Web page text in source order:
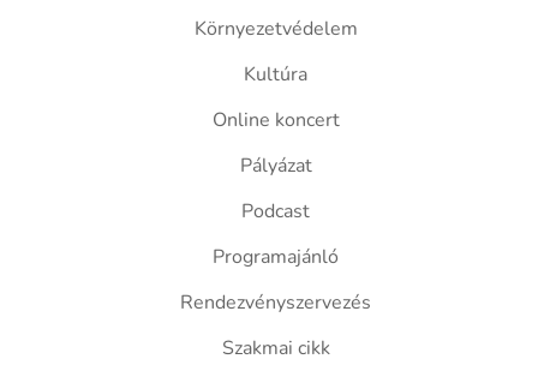
Környezetvédelem
Kultúra
Online koncert
Pályázat
Podcast
Programajánló
Rendezvényszervezés
Szakmai cikk